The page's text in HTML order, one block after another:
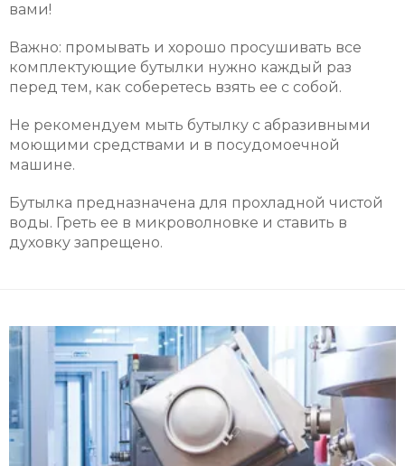
вами!
Важно: промывать и хорошо просушивать все
комплектующие бутылки нужно каждый раз
перед тем, как соберетесь взять ее с собой.
Не рекомендуем мыть бутылку с абразивными
моющими средствами и в посудомоечной
машине.
Бутылка предназначена для прохладной чистой
воды. Греть ее в микроволновке и ставить в
духовку запрещено.